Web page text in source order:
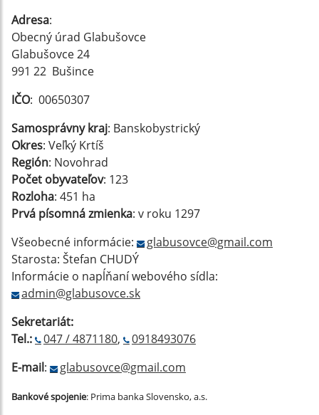
Adresa:
Obecný úrad Glabušovce
Glabušovce 24
991 22 Bušince
IČO: 00650307
Samosprávny kraj: Banskobystrický
Okres: Veľký Krtíš
Región: Novohrad
Počet obyvateľov: 123
Rozloha: 451 ha
Prvá písomná zmienka: v roku 1297
Všeobecné informácie:
glabusovce@gmail.com
Starosta: Štefan CHUDÝ
Informácie o napĺňaní webového sídla:
admin@glabusovce.sk
Sekretariát:
Tel.:
047 / 4871180,
0918493076
E-mail: glabusovce@gmail.com
Bankové spojenie: Prima banka Slovensko, a.s.